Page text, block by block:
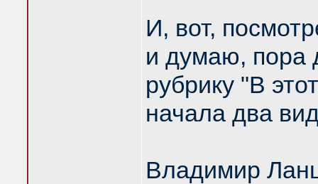
И, вот,
и думаю, пора
рубрику "В
начала два
Владимир